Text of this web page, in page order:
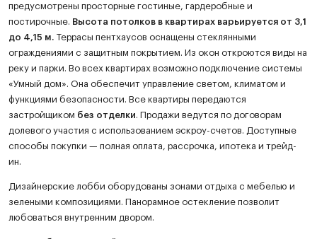
предусмотрены просторные гостиные, гардеробные и
постирочные. Высота потолков в квартирах варьируется от 3,1
до 4,15 м.
Террасы пентхаусов оснащены стеклянными
ограждениями с защитным покрытием. Из окон откроются виды на
реку и парки. Во всех квартирах возможно подключение системы
«Умный дом». Она обеспечит управление светом, климатом и
функциями безопасности. Все квартиры передаются
застройщиком без отделки . Продажи ведутся по договорам
долевого участия с использованием эскроу-счетов. Доступные
способы покупки — полная оплата, рассрочка, ипотека и трейд-
ин.
Дизайнерские лобби оборудованы зонами отдыха с мебелью и
зелеными композициями. Панорамное остекление позволит
любоваться внутренним двором.